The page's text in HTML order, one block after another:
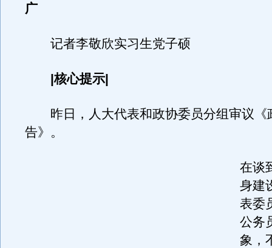
广
记者李敬欣实习生党子硕
|核心提示|
昨日，人大代表和政协委员分组审议《
告》。
在谈
身建
表委
公务
象，